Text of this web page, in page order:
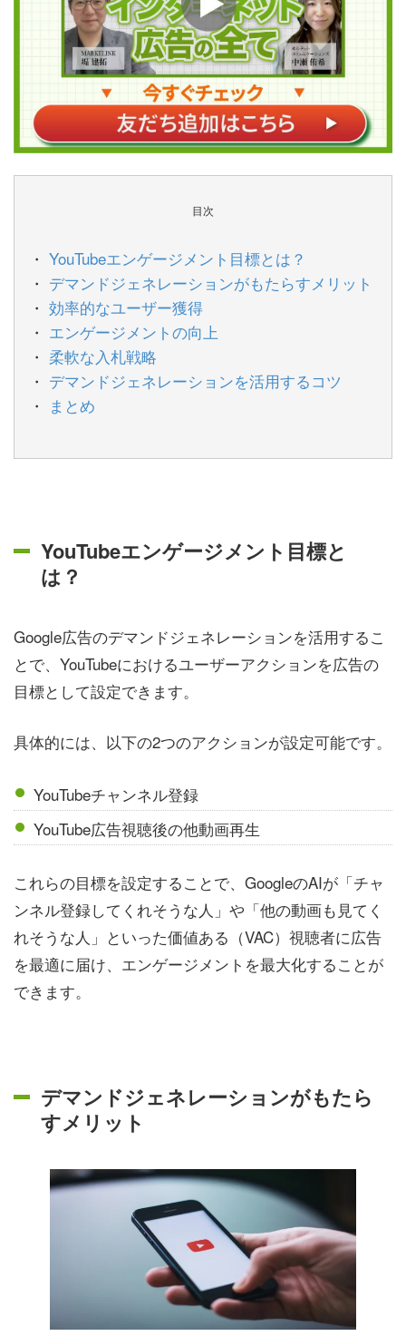
目次
YouTubeエンゲージメント目標とは？
デマンドジェネレーションがもたらすメリット
効率的なユーザー獲得
エンゲージメントの向上
柔軟な入札戦略
デマンドジェネレーションを活用するコツ
まとめ
YouTubeエンゲージメント目標と
は？
Google広告のデマンドジェネレーションを活用するこ
とで、YouTubeにおけるユーザーアクションを広告の
目標として設定できます。
具体的には、以下の2つのアクションが設定可能です。
YouTubeチャンネル登録
YouTube広告視聴後の他動画再生
これらの目標を設定することで、GoogleのAIが「チャ
ンネル登録してくれそうな人」や「他の動画も見てく
れそうな人」といった価値ある（VAC）視聴者に広告
を最適に届け、エンゲージメントを最大化することが
できます。
デマンドジェネレーションがもたら
すメリット